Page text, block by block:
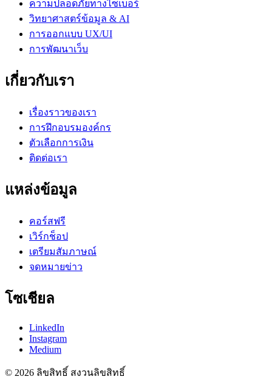
ความปลอดภัยทางไซเบอร์
วิทยาศาสตร์ข้อมูล & AI
การออกแบบ UX/UI
การพัฒนาเว็บ
เกี่ยวกับเรา
เรื่องราวของเรา
การฝึกอบรมองค์กร
ตัวเลือกการเงิน
ติดต่อเรา
แหล่งข้อมูล
คอร์สฟรี
เวิร์กช็อป
เตรียมสัมภาษณ์
จดหมายข่าว
โซเชียล
LinkedIn
Instagram
Medium
© 2026 ลิขสิทธิ์ สงวนลิขสิทธิ์